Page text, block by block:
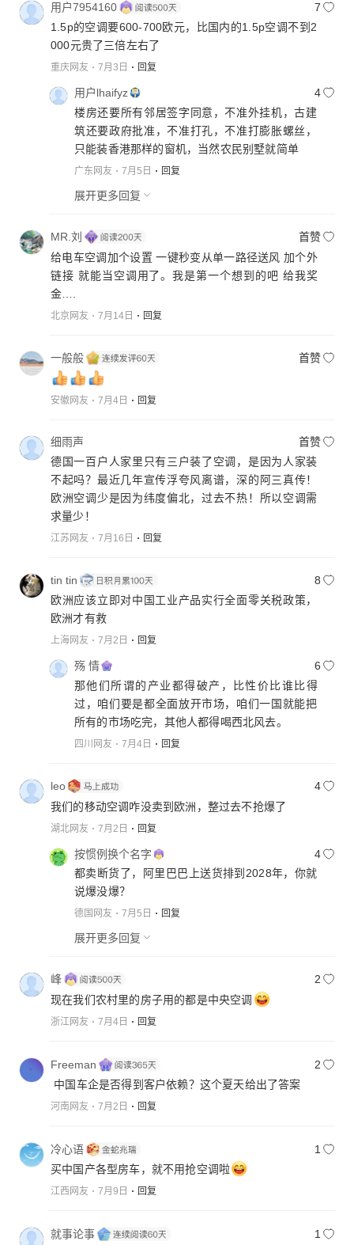
用户7954160
7
1.5p的空调要600-700欧元，比国内的1.5p空调不到2
000元贵了三倍左右了
重庆网友 7月3日 回复
用户lhaifyz
4
楼房还要所有邻居签字同意，不准外挂机，古建
筑还要政府批准，不准打孔，不准打膨胀螺丝，
只能装香港那样的窗机，当然农民别墅就简单
广东网友 7月5日 回复
展开更多回复
MR.刘
首赞
给电车空调加个设置 一键秒变从单一路径送风 加个外
链接 就能当空调用了。我是第一个想到的吧 给我奖
金….
北京网友 7月14日 回复
一般般 首赞
安徽网友 7月4日 回复
细雨声
首赞
德国一百户人家里只有三户装了空调，是因为人家装
不起吗？最近几年宣传浮夸风离谱，深的阿三真传！
欧洲空调少是因为纬度偏北，过去不热！所以空调需
求量少！
江苏网友 7月16日 回复
tin tin
8
欧洲应该立即对中国工业产品实行全面零关税政策，
欧洲才有救
上海网友 7月2日 回复
殇 情
6
那他们所谓的产业都得破产，比性价比谁比得
过，咱们要是都全面放开市场，咱们一国就能把
所有的市场吃完，其他人都得喝西北风去。
四川网友 7月4日 回复
leo
4
我们的移动空调咋没卖到欧洲，整过去不抢爆了
湖北网友 7月2日 回复
按惯例换个名字
4
都卖断货了，阿里巴巴上送货排到2028年，你就
说爆没爆？
德国网友 7月5日 回复
展开更多回复
峰
2
现在我们农村里的房子用的都是中央空调
浙江网友 7月4日 回复
Freeman
2
中国车企是否得到客户依赖？这个夏天给出了答案
河南网友 7月2日 回复
冷心语
1
买中国产各型房车，就不用抢空调啦
江西网友 7月9日 回复
就事论事 1